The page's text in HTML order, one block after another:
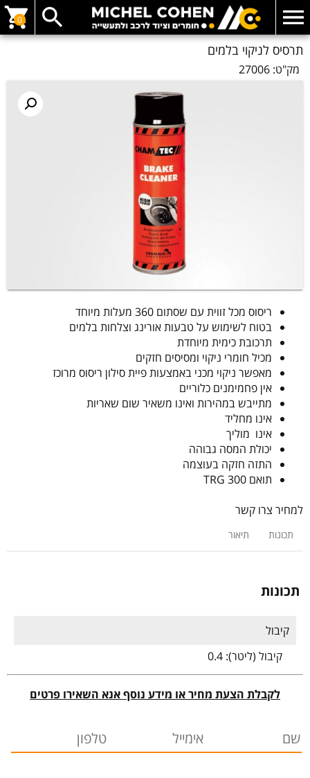
0
תרסיס לניקוי בלמים
מק"ט: 27006
ריסוס מכל זווית עם שסתום 360 מעלות מיוחד
בטוח לשימוש על טבעות אורינג וצלחות בלמים
תרכובת כימית מיוחדת
מכיל חומרי ניקוי ומסיסים חזקים
מאפשר ניקוי מכני באמצעות פיית סילון ריסוס מרוכז
אין פחמימנים כלוריים
מתייבש במהירות ואינו משאיר שום שאריות
אינו מחליד
אינו מוליך
יכולת המסה גבוהה
התזה חזקה בעוצמה
תואם TRG 300
למחיר צרו קשר
תכונות תיאור
תכונות
קיבול
קיבול (ליטר): 0.4
לקבלת הצעת מחיר או מידע נוסף אנא השאירו פרטים